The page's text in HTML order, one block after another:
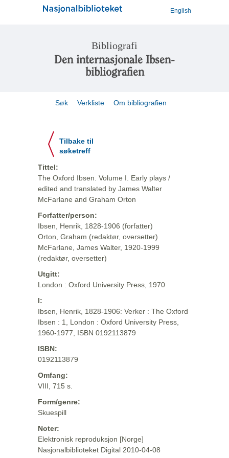
English
Bibliografi
Den internasjonale Ibsen-
bibliografien
Søk Verkliste Om bibliografien
Tilbake til
søketreff
Tittel:
The Oxford Ibsen. Volume I. Early plays /
edited and translated by James Walter
McFarlane and Graham Orton
Forfatter/person:
Ibsen, Henrik, 1828-1906 (forfatter)
Orton, Graham (redaktør, oversetter)
McFarlane, James Walter, 1920-1999
(redaktør, oversetter)
Utgitt:
London : Oxford University Press, 1970
I:
Ibsen, Henrik, 1828-1906: Verker : The Oxford
Ibsen : 1, London : Oxford University Press,
1960-1977, ISBN 0192113879
ISBN:
0192113879
Omfang:
VIII, 715 s.
Form/genre:
Skuespill
Noter:
Elektronisk reproduksjon [Norge]
Nasjonalbiblioteket Digital 2010-04-08